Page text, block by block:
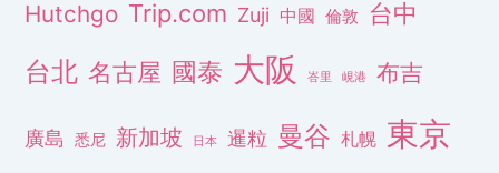
Hutchgo Trip.com Zuji 中國 倫敦 台中
台北 名古屋 國泰 大阪 峇里 峴港 布吉
廣島 悉尼 新加坡 日本 暹粒 曼谷 札幌 東京